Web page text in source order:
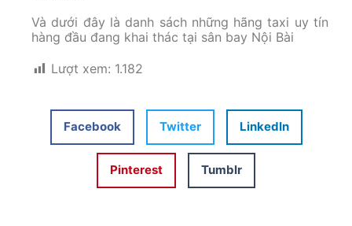
Và dưới đây là danh sách những hãng taxi uy tín
hàng đầu đang khai thác tại sân bay Nội Bài
Lượt xem: 1.182
Facebook Twitter LinkedIn
Pinterest Tumblr